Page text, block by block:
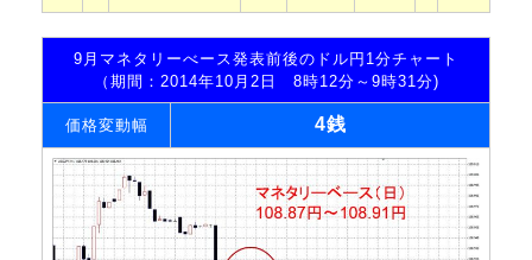
9月マネタリーべース発表前後のドル円1分チャート
（期間：2014年10月2日 8時12分～9時31分)
価格変動幅 4銭